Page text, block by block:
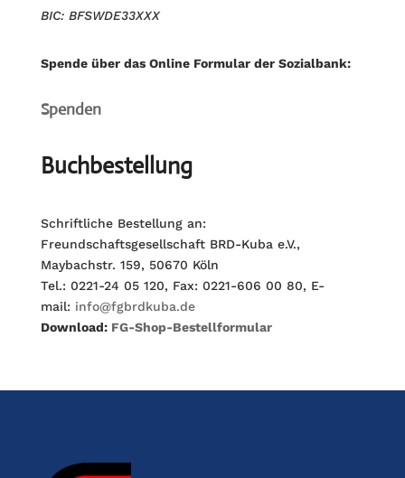
BIC: BFSWDE33XXX
Spende über das Online Formular der Sozialbank:
Spenden
Buchbestellung
Schriftliche Bestellung an:
Freundschaftsgesellschaft BRD-Kuba e.V.,
Maybachstr. 159, 50670 Köln
Tel.: 0221-24 05 120, Fax: 0221-606 00 80, E-
mail: info@fgbrdkuba.de
Download: FG-Shop-Bestellformular